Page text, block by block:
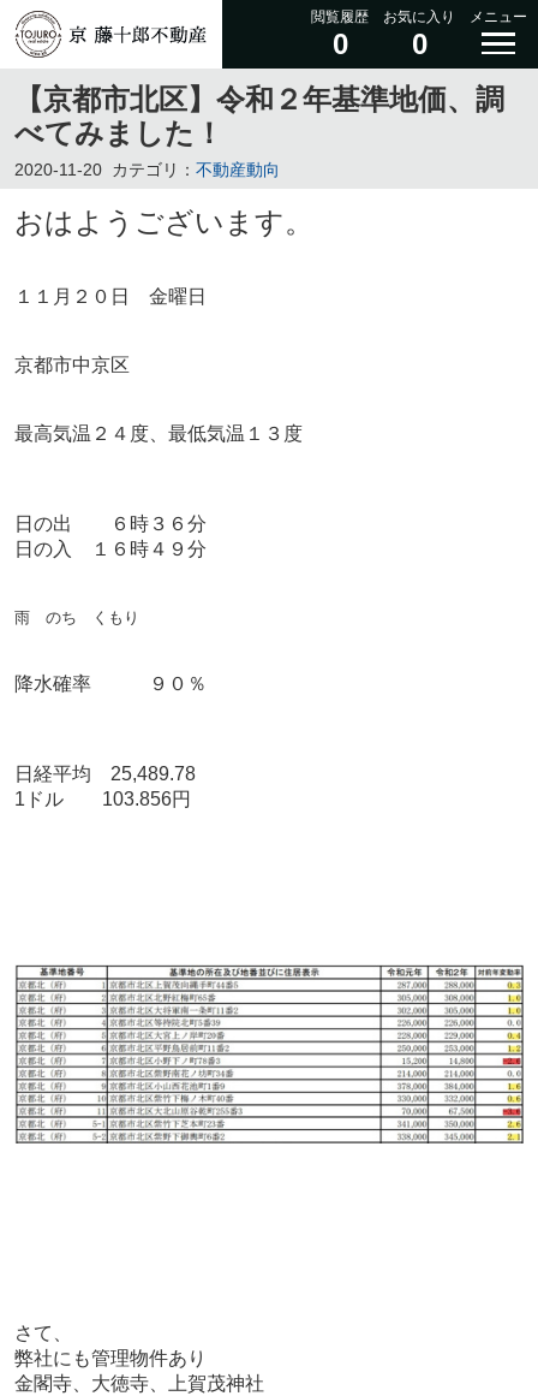
閲覧履歴
0
お気に入り
0
メニュー
【京都市北区】令和２年基準地価、調
べてみました！
2020-11-20 カテゴリ： 不動産動向
おはようございます。
１１月２０日 金曜日
京都市中京区
最高気温２４度、最低気温１３度
日の出 ６時３６分
日の入 １６時４９分
雨 のち くもり
降水確率 ９０％
日経平均 25,489.78
1ドル 103.856円
さて、
弊社にも管理物件あり
金閣寺、大徳寺、上賀茂神社